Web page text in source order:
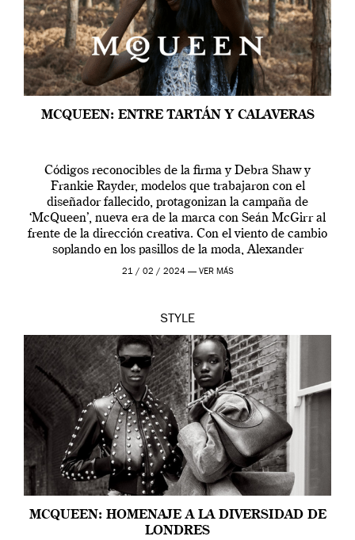
MCQUEEN: ENTRE TARTÁN Y CALAVERAS
Códigos reconocibles de la firma y Debra Shaw y
Frankie Rayder, modelos que trabajaron con el
diseñador fallecido, protagonizan la campaña de
‘McQueen’, nueva era de la marca con Seán McGirr al
frente de la dirección creativa. Con el viento de cambio
soplando en los pasillos de la moda, Alexander
McQueen se prepara para una […]
21 / 02 / 2024 — VER MÁS
STYLE
MCQUEEN: HOMENAJE A LA DIVERSIDAD DE
LONDRES